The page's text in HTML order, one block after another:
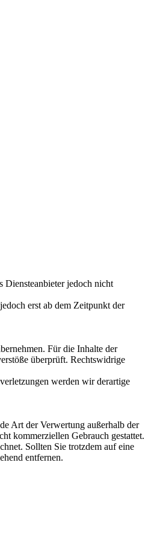
Diensteanbieter jedoch nicht
erst ab dem Zeitpunkt der
Für die Inhalte der
überprüft. Rechtswidrige
werden wir derartige
Art der Verwertung außerhalb der
kommerziellen Gebrauch gestattet.
Sollten Sie trotzdem auf eine
entfernen.